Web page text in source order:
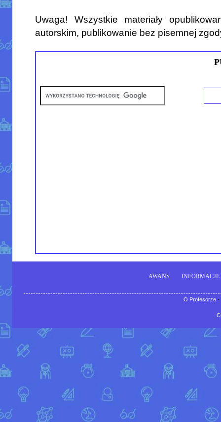
Uwaga! Wszystkie materiały
autorskim, publikowanie bez pisemnej
AWANS INFORMACJE
O Profesorze-